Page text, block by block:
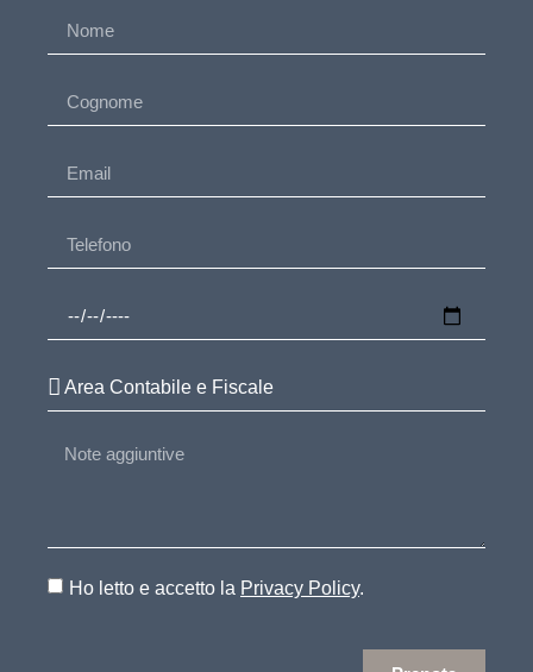
Ho letto e accetto la Privacy Policy.